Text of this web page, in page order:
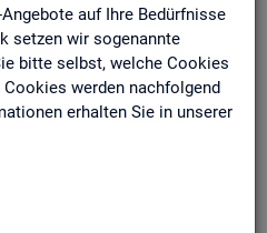
auf Ihre Bedürfnisse
setzen wir sogenannte
bitte selbst, welche Cookies
werden nachfolgend
erhalten Sie in unserer
und Ar­beits­
der BA
in­for­mie­ren wir Sie über
Ent­wick­lun­gen.
den Mo­nats­be­richt und den BA-